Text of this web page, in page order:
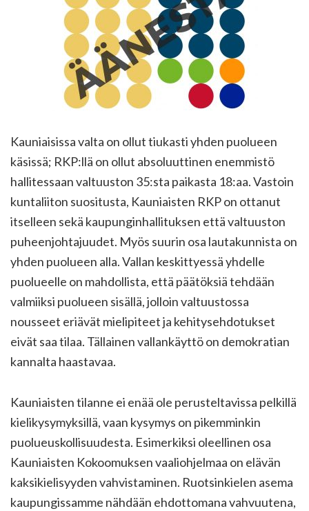
Kauniaisissa valta on ollut tiukasti yhden puolueen
käsissä; RKP:llä on ollut absoluuttinen enemmistö
hallitessaan valtuuston 35:sta paikasta 18:aa. Vastoin
kuntaliiton suositusta, Kauniaisten RKP on ottanut
itselleen sekä kaupunginhallituksen että valtuuston
puheenjohtajuudet. Myös suurin osa lautakunnista on
yhden puolueen alla. Vallan keskittyessä yhdelle
puolueelle on mahdollista, että päätöksiä tehdään
valmiiksi puolueen sisällä, jolloin valtuustossa
nousseet eriävät mielipiteet ja kehitysehdotukset
eivät saa tilaa. Tällainen vallankäyttö on demokratian
kannalta haastavaa.
Kauniaisten tilanne ei enää ole perusteltavissa pelkillä
kielikysymyksillä, vaan kysymys on pikemminkin
puolueuskollisuudesta. Esimerkiksi oleellinen osa
Kauniaisten Kokoomuksen vaaliohjelmaa on elävän
kaksikielisyyden vahvistaminen. Ruotsinkielen asema
kaupungissamme nähdään ehdottomana vahvuutena,